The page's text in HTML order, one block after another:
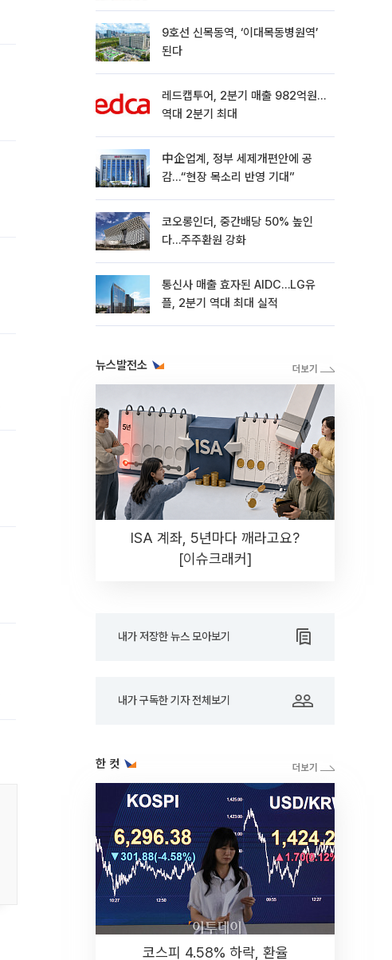
9호선 신목동역, ‘이대목동병원역’
된다
레드캡투어, 2분기 매출 982억원…
역대 2분기 최대
中企업계, 정부 세제개편안에 공
감…“현장 목소리 반영 기대”
코오롱인더, 중간배당 50% 높인
다…주주환원 강화
통신사 매출 효자된 AIDC…LG유
플, 2분기 역대 최대 실적
뉴스발전소
ISA 계좌, 5년마다 깨라고요?
[이슈크래커]
내가 저장한 뉴스 모아보기
내가 구독한 기자 전체보기
한 컷
코스피 4.58% 하락, 환율